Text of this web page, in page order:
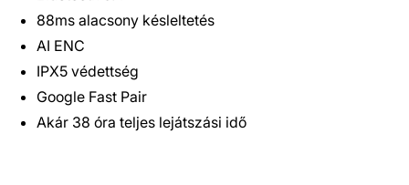
88ms alacsony késleltetés
AI ENC
IPX5 védettség
Google Fast Pair
Akár 38 óra teljes lejátszási idő